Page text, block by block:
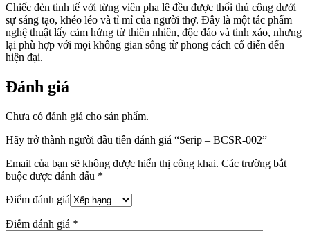
Chiếc đèn tinh tế với từng viên pha lê đều được thổi thủ công dưới
sự sáng tạo, khéo léo và tỉ mỉ của người thợ. Đây là một tác phẩm
nghệ thuật lấy cảm hứng từ thiên nhiên, độc đáo và tinh xảo, nhưng
lại phù hợp với mọi không gian sống từ phong cách cổ điển đến
hiện đại.
Đánh giá
Chưa có đánh giá cho sản phẩm.
Hãy trở thành người đầu tiên đánh giá “Serip – BCSR-002”
Email của bạn sẽ không được hiển thị công khai. Các trường bắt
buộc được đánh dấu *
Điểm đánh giá
Điểm đánh giá *